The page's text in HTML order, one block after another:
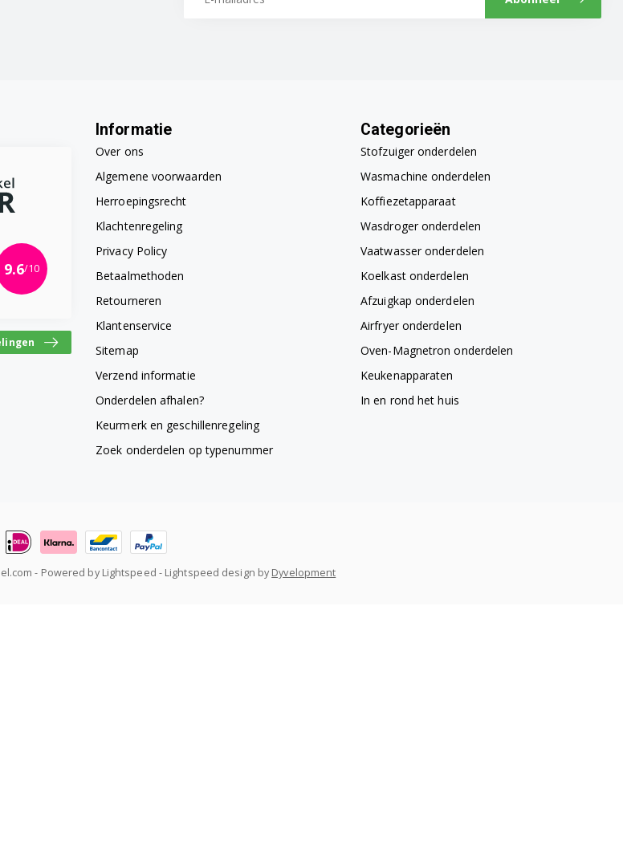
9.6/10
Informatie
Over ons
Algemene voorwaarden
Herroepingsrecht
Klachtenregeling
Privacy Policy
Betaalmethoden
Retourneren
Klantenservice
Sitemap
Verzend informatie
Onderdelen afhalen?
Keurmerk en geschillenregeling
Zoek onderdelen op typenummer
Categorieën
Stofzuiger onderdelen
Wasmachine onderdelen
Koffiezetapparaat
Wasdroger onderdelen
Vaatwasser onderdelen
Koelkast onderdelen
Afzuigkap onderdelen
Airfryer onderdelen
Oven-Magnetron onderdelen
Keukenapparaten
In en rond het huis
- Powered by Lightspeed - Lightspeed design by Dyvelopment